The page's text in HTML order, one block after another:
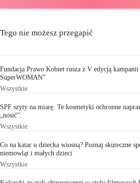
Tego nie możesz przegapić
Fundacja Prawo Kobiet rusza z V edycją
SuperWOMAN”
Wszystkie
SPF szyty na miarę. Te kosmetyki ochronne
„nosić”.
Wszystkie
Co na katar u dziecka wiosną? Poznaj skuteczne
niemowląt i małych dzieci
Wszystkie